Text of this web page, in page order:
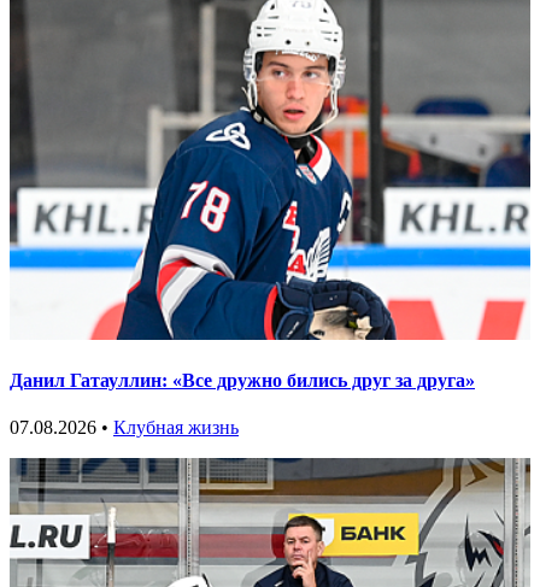
Данил Гатауллин: «Все дружно бились друг за друга»
07.08.2026 • Клубная жизнь